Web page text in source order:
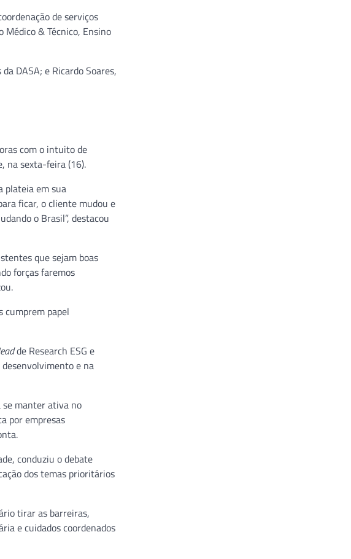
de serviços
& Técnico, Ensino
DASA; e Ricardo Soares,
com o intuito de
na sexta-feira (16).
plateia em sua
ficar, o cliente mudou e
o Brasil”, destacou
que sejam boas
forças faremos
cumprem papel
de Research ESG e
desenvolvimento e na
se manter ativa no
por empresas
conduziu o debate
dos temas prioritários
tirar as barreiras,
e cuidados coordenados